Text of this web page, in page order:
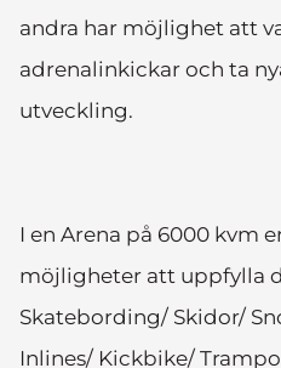
andra har möjlighet att
adrenalinkickar och ta
utveckling.
I en Arena på 6000 kvm
möjligheter att uppfylla
Skatebording/ Skidor/
Inlines/ Kickbike/